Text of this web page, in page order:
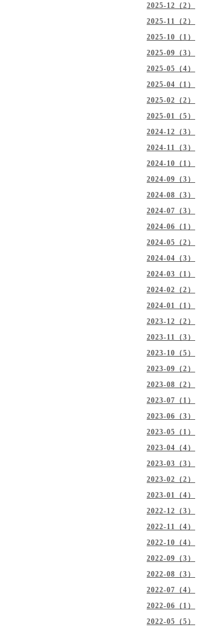
2025-12（2）
2025-11（2）
2025-10（1）
2025-09（3）
2025-05（4）
2025-04（1）
2025-02（2）
2025-01（5）
2024-12（3）
2024-11（3）
2024-10（1）
2024-09（3）
2024-08（3）
2024-07（3）
2024-06（1）
2024-05（2）
2024-04（3）
2024-03（1）
2024-02（2）
2024-01（1）
2023-12（2）
2023-11（3）
2023-10（5）
2023-09（2）
2023-08（2）
2023-07（1）
2023-06（3）
2023-05（1）
2023-04（4）
2023-03（3）
2023-02（2）
2023-01（4）
2022-12（3）
2022-11（4）
2022-10（4）
2022-09（3）
2022-08（3）
2022-07（4）
2022-06（1）
2022-05（5）